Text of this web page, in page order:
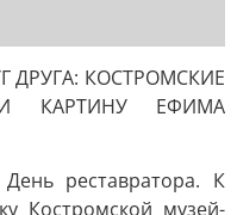
КОСТРОМСКИЕ
КАРТИНУ ЕФИМА
реставратора. К
Костромской музей-